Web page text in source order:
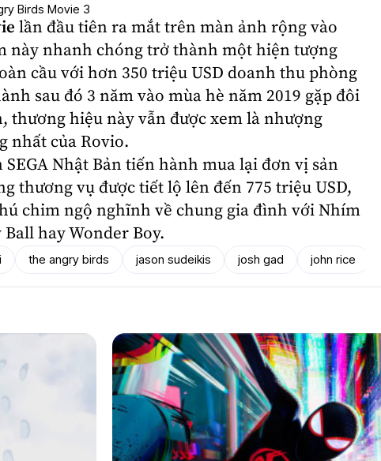
Birds Movie 3
lần đầu tiên ra mắt trên màn ảnh rộng vào
này nhanh chóng trở thành một hiện tượng
cầu với hơn 350 triệu USD doanh thu phòng
sau đó 3 năm vào mùa hè năm 2019 gặp đôi
thương hiệu này vẫn được xem là nhượng
nhất của Rovio.
Nhật Bản tiến hành mua lại đơn vị sản
thương vụ được tiết lộ lên đến 775 triệu USD,
chim ngộ nghĩnh về chung gia đình với Nhím
hay Wonder Boy.
the angry birds jason sudeikis josh gad john rice